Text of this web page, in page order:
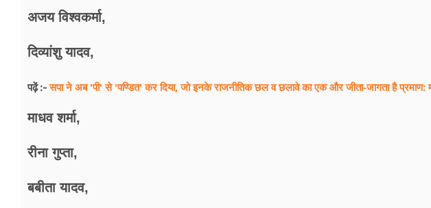
अजय विश्वकर्मा,
दिव्यांशु यादव,
पढ़ें :-सपा ने अब 'पी' से 'पण्डित' कर दिया, जो इनके राजनीतिक छल व छलावे का एक और जीता-जागता है प्रमाण:
माधव शर्मा,
रीना गुप्ता,
बबीता यादव,